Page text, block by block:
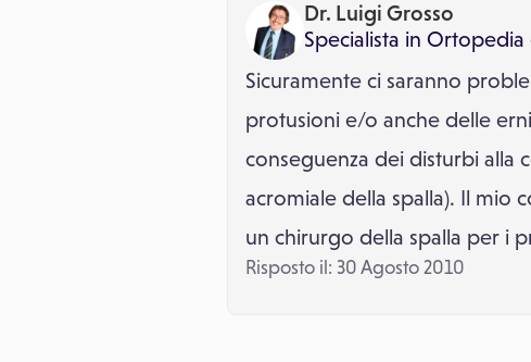
Dr. Luigi Grosso
Specialista in Ortopedia
Sicuramente ci saranno
protusioni e/o anche delle
conseguenza dei disturbi alla
acromiale della spalla). Il mio
un chirurgo della spalla per i
Risposto il: 30 Agosto 2010